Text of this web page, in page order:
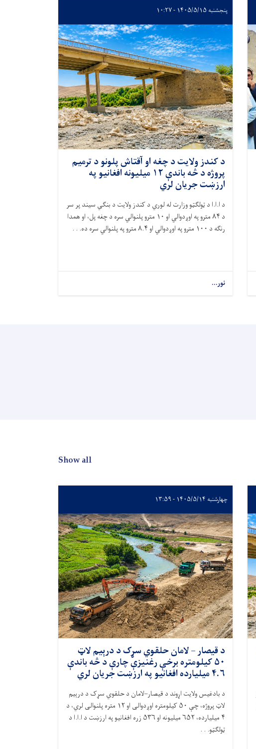
پنجشنبه ۱۴۰۵/۵/۱۵ - ۱۰:۲۷
د کندز ولایت د چغه او آقتاش پلونو د ترمیم
پروژه د څه باندې ۱۲ میلیونه افغانیو په
ارزښت جریان لري
د ا.ا.ا د ټولګټو وزارت له لوري د کندز ولایت د بنګي سیند پر سر
د ۸۴مترو په اوږدوالي او ۱۰ مترو پلنوالي سره د چغه پل، او همدا
رنګه د ۱۰۰ مترو په اوږدوالي او ۸.۴مترو په پلنوالي سره ده. . .
نور...
Show all
چهارشنبه ۱۴۰۵/۵/۱۴ - ۱۳:۵۹
د قیصار – لامان حلقوي سړک د درېیم لاټ
۵۰ کیلومتره برخې رغنیزې چارې د څه باندې
۴.۶ میلیارده افغانیو په ارزښت جریان لري
د بادغیس ولایت اړوند د قیصار–لامان د حلقوي سړک د درېیم
لاټ پروژه، چې ۵۰ کیلومتره اوږدوالی او ۱۲ متره پلنوالی لري، د
۴ میلیارده، ۶۵۲ میلیونه او ۵۳۶ زره افغانیو په ارزښت د ا.ا.ا د
ټولګټو. . .